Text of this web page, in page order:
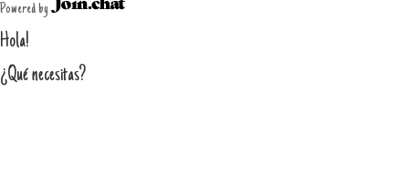
Powered by
Hola!
¿Qué necesitas?